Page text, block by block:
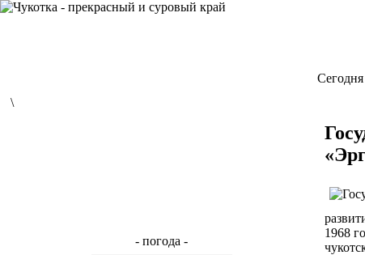
\
- погода -
1968